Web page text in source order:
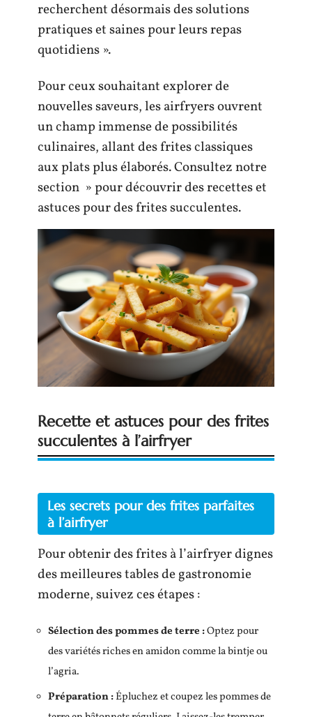
recherchent désormais des solutions
pratiques et saines pour leurs repas
quotidiens ».
Pour ceux souhaitant explorer de
nouvelles saveurs, les airfryers ouvrent
un champ immense de possibilités
culinaires, allant des frites classiques
aux plats plus élaborés. Consultez notre
section » pour découvrir des recettes et
astuces pour des frites succulentes.
Recette et astuces pour des frites
succulentes à l’airfryer
Les secrets pour des frites parfaites
à l’airfryer
Pour obtenir des frites à l’airfryer dignes
des meilleures tables de gastronomie
moderne, suivez ces étapes :
Sélection des pommes de terre :Optez pour
des variétés riches en amidon comme la bintje ou
l’agria.
Préparation :Épluchez et coupez les pommes de